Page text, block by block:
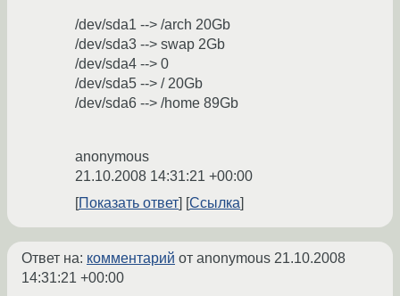
/dev/sda1 --> /arch 20Gb
/dev/sda3 --> swap 2Gb
/dev/sda4 --> 0
/dev/sda5 --> / 20Gb
/dev/sda6 --> /home 89Gb
anonymous
21.10.2008 14:31:21 +00:00
Показать ответ
Ссылка
Ответ на: комментарий от anonymous 21.10.2008
14:31:21 +00:00